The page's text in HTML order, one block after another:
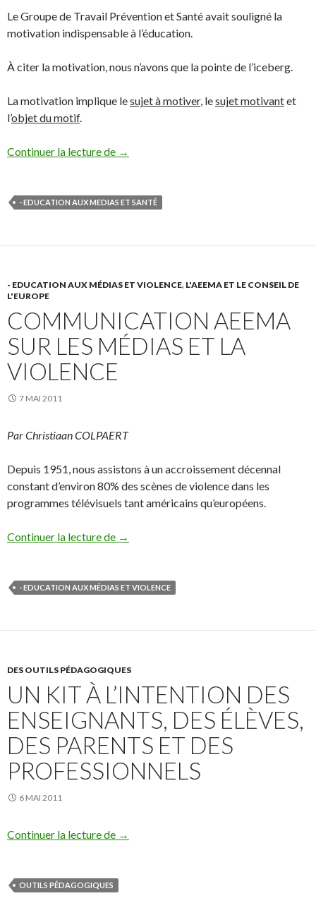
Le Groupe de Travail Prévention et Santé avait souligné la
motivation indispensable à l’éducation.
À citer la motivation, nous n’avons que la pointe de l’iceberg.
La motivation implique lesujet à motiver, lesujet motivantet
l’objet du motif.
Continuer la lecture de Groupe de Travail Prévention et Santé
→
- EDUCATION AUX MEDIAS ET SANTÉ
- EDUCATION AUX MÉDIAS ET VIOLENCE, L'AEEMA ET LE CONSEIL DE
L'EUROPE
COMMUNICATION AEEMA
SUR LES MÉDIAS ET LA
VIOLENCE
7 MAI 2011
Par Christiaan COLPAERT
Depuis 1951, nous assistons à un accroissement décennal
constant d’environ 80% des scènes de violence dans les
programmes télévisuels tant américains qu’européens.
Continuer la lecture de Communication AEEMA sur les médias
→
- EDUCATION AUX MÉDIAS ET VIOLENCE
DES OUTILS PÉDAGOGIQUES
UN KIT À L’INTENTION DES
ENSEIGNANTS, DES ÉLÈVES,
DES PARENTS ET DES
PROFESSIONNELS
6 MAI 2011
Continuer la lecture de un kit à l’intention des enseignants, des
→
OUTILS PÉDAGOGIQUES